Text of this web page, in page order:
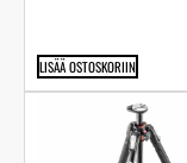
LISÄÄ OSTOSKORIIN